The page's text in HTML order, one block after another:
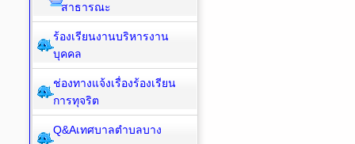
สาธารณะ
ร้องเรียนงานบริหารงาน
บุคคล
ช่องทางแจ้งเรื่องร้องเรียน
การทุจริต
Q&Aเทศบาลตำบลบาง